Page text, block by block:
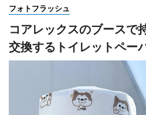
フォトフラッシュ
コアレックスのブースで
交換するトイレットペー